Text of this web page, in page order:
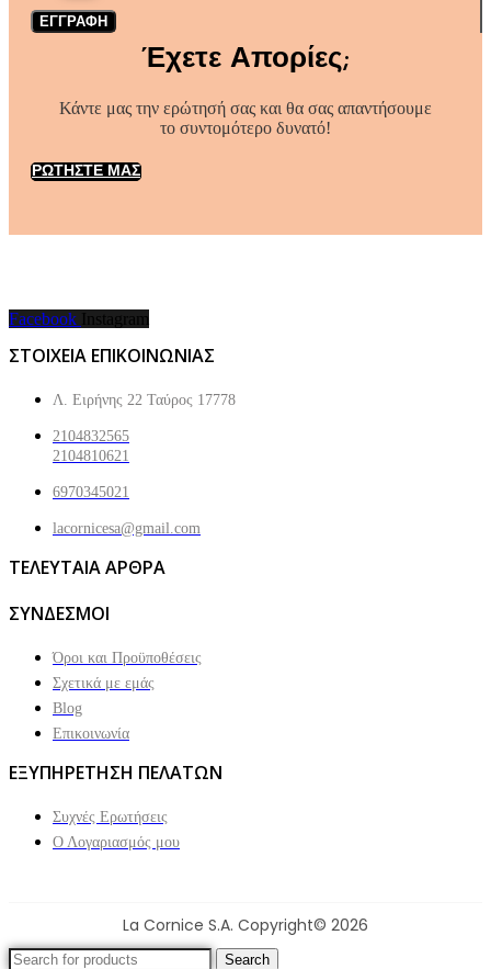
ΕΓΓΡΑΦΗ
Έχετε Απορίες;
Κάντε μας την ερώτησή σας και θα σας απαντήσουμε
το συντομότερο δυνατό!
ΡΩΤΗΣΤΕ ΜΑΣ
Facebook Instagram
ΣΤΟΙΧΕΙΑ ΕΠΙΚΟΙΝΩΝΙΑΣ
Λ. Ειρήνης 22 Ταύρος 17778
2104832565
2104810621
6970345021
lacornicesa@gmail.com
ΤΕΛΕΥΤΑΙΑ ΑΡΘΡΑ
ΣΥΝΔΕΣΜΟΙ
Όροι και Προϋποθέσεις
Σχετικά με εμάς
Blog
Επικοινωνία
ΕΞΥΠΗΡΕΤΗΣΗ ΠΕΛΑΤΩΝ
Συχνές Ερωτήσεις
Ο Λογαριασμός μου
La Cornice S.A. Copyright© 2026
Search